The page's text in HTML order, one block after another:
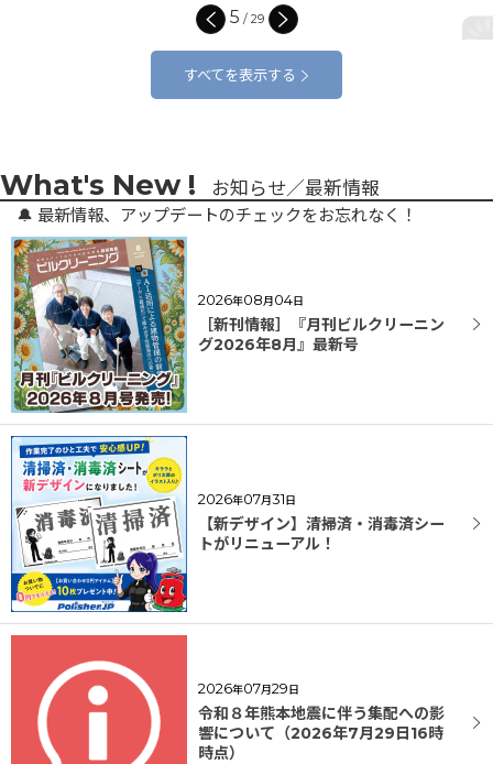
5 / 29
すべてを表示する
お知らせ／最新情報
2026年08月04日
［新刊情報］『月刊ビルクリーニン
グ2026年8月』最新号
2026年07月31日
【新デザイン】清掃済・消毒済シー
トがリニューアル！
2026年07月29日
令和８年熊本地震に伴う集配への影
響について（2026年7月29日16時
時点）